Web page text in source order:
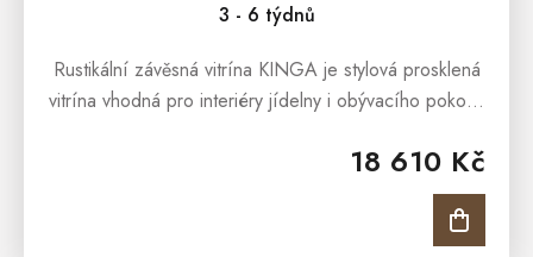
3 - 6 týdnů
18 610 Kč
Rustikální závěsná vitrína KINGA je stylová prosklená
vitrína vhodná pro interiéry jídelny i obývacího pokoje.